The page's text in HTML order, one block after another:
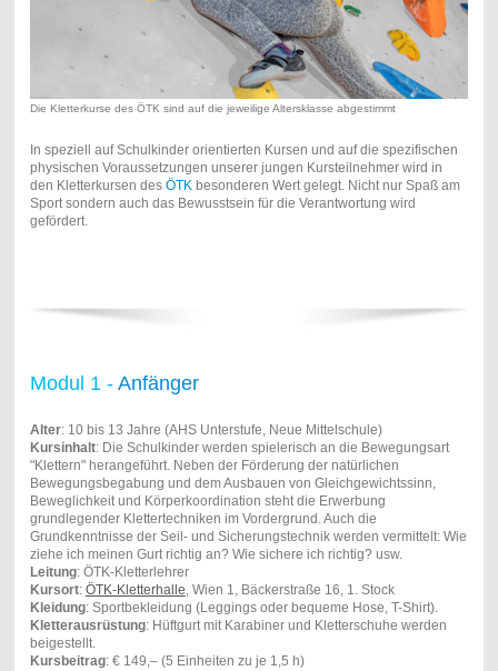
Die Kletterkurse des ÖTK sind auf die jeweilige Altersklasse abgestimmt
In speziell auf Schulkinder orientierten Kursen und auf die spezifischen
physischen Voraussetzungen unserer jungen Kursteilnehmer wird in
den Kletterkursen des ÖTK besonderen Wert gelegt. Nicht nur Spaß am
Sport sondern auch das Bewusstsein für die Verantwortung wird
gefördert.
Modul 1 - Anfänger
Alter: 10 bis 13 Jahre (AHS Unterstufe, Neue Mittelschule)
Kursinhalt: Die Schulkinder werden spielerisch an die Bewegungsart
"Klettern" herangeführt. Neben der Förderung der natürlichen
Bewegungsbegabung und dem Ausbauen von Gleichgewichtssinn,
Beweglichkeit und Körperkoordination steht die Erwerbung
grundlegender Klettertechniken im Vordergrund. Auch die
Grundkenntnisse der Seil- und Sicherungstechnik werden vermittelt: Wie
ziehe ich meinen Gurt richtig an? Wie sichere ich richtig? usw.
Leitung: ÖTK-Kletterlehrer
Kursort: ÖTK-Kletterhalle, Wien 1, Bäckerstraße 16, 1. Stock
Kleidung: Sportbekleidung (Leggings oder bequeme Hose, T-Shirt).
Kletterausrüstung: Hüftgurt mit Karabiner und Kletterschuhe werden
beigestellt.
Kursbeitrag: € 149,– (5 Einheiten zu je 1,5 h)